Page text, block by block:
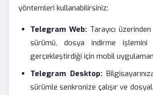
yöntemleri kullanabilirsiniz:
Telegram Web:Tarayıcı üzerinden
sürümü, dosya indirme işlemini
gerçekleştirdiği için mobil
Telegram Desktop:
sürümle senkronize çalışır ve